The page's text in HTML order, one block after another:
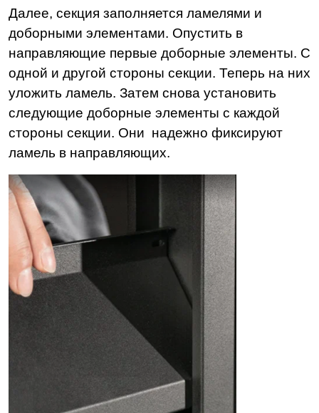
Далее, секция заполняется ламелями и
доборными элементами. Опустить в
направляющие первые доборные элементы. С
одной и другой стороны секции. Теперь на них
уложить ламель. Затем снова установить
следующие доборные элементы с каждой
стороны секции. Они надежно фиксируют
ламель в направляющих.